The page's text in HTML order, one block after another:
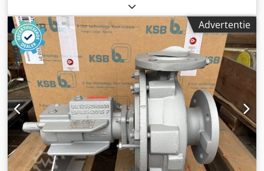
ALLWEILER GmbH – model NLT 50-200. De pomp is
ontworpen voor continu gebruik in industriële, water- en
procestechnische installaties. De set is volledig compleet
met elektromotor. Gebruikte staat – zichtbare sporen van
opslag en lichte oppervlakteroest. ⚙️ Technische gegevens
Fabrikant: ALLWEILER (Duitsland) Type: NLT 50-200
Bouwjaar: 2014 Chodsyxtfwjpfx Am Rja Capaciteit: 75 m³/u
Opvoerhoogte: 48 m Toerental: 2900 tpm Motorvermogen:
11,6 kW Voeding: 400V (50 Hz) 460V (60 Hz)
Aansluitdiameter: ca. 65 mm Uitvoering: verticaal inline
pomp ✅ Technische staat Pomp compleet met motor Geen
zichtbare mechanische beschadigingen Draait soepel
Visuele staat zoals op de foto's (opslagsporen,
roestvorming)
Advertentie